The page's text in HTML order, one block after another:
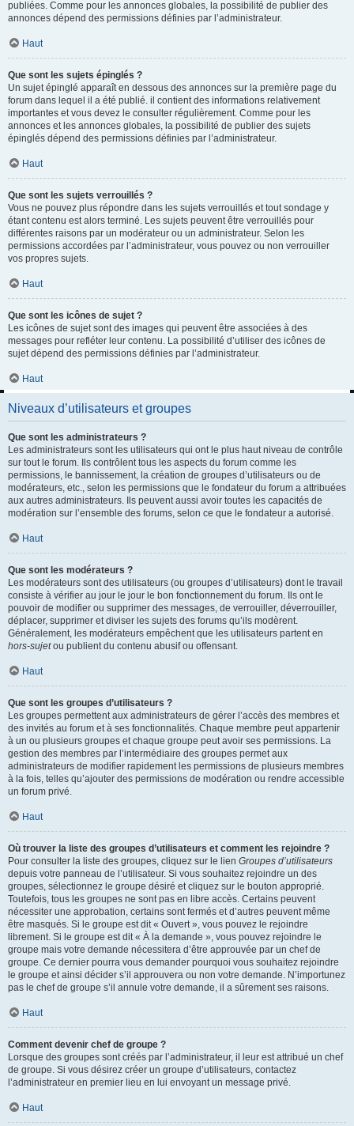
publiées. Comme pour les annonces globales, la possibilité de publier des
annonces dépend des permissions définies par l’administrateur.
Haut
Que sont les sujets épinglés ?
Un sujet épinglé apparaît en dessous des annonces sur la première page du
forum dans lequel il a été publié. il contient des informations relativement
importantes et vous devez le consulter régulièrement. Comme pour les
annonces et les annonces globales, la possibilité de publier des sujets
épinglés dépend des permissions définies par l’administrateur.
Haut
Que sont les sujets verrouillés ?
Vous ne pouvez plus répondre dans les sujets verrouillés et tout sondage y
étant contenu est alors terminé. Les sujets peuvent être verrouillés pour
différentes raisons par un modérateur ou un administrateur. Selon les
permissions accordées par l’administrateur, vous pouvez ou non verrouiller
vos propres sujets.
Haut
Que sont les icônes de sujet ?
Les icônes de sujet sont des images qui peuvent être associées à des
messages pour refléter leur contenu. La possibilité d’utiliser des icônes de
sujet dépend des permissions définies par l’administrateur.
Haut
Niveaux d’utilisateurs et groupes
Que sont les administrateurs ?
Les administrateurs sont les utilisateurs qui ont le plus haut niveau de contrôle
sur tout le forum. Ils contrôlent tous les aspects du forum comme les
permissions, le bannissement, la création de groupes d’utilisateurs ou de
modérateurs, etc., selon les permissions que le fondateur du forum a attribuées
aux autres administrateurs. Ils peuvent aussi avoir toutes les capacités de
modération sur l’ensemble des forums, selon ce que le fondateur a autorisé.
Haut
Que sont les modérateurs ?
Les modérateurs sont des utilisateurs (ou groupes d’utilisateurs) dont le travail
consiste à vérifier au jour le jour le bon fonctionnement du forum. Ils ont le
pouvoir de modifier ou supprimer des messages, de verrouiller, déverrouiller,
déplacer, supprimer et diviser les sujets des forums qu’ils modèrent.
Généralement, les modérateurs empêchent que les utilisateurs partent en
hors-sujetou publient du contenu abusif ou offensant.
Haut
Que sont les groupes d’utilisateurs ?
Les groupes permettent aux administrateurs de gérer l’accès des membres et
des invités au forum et à ses fonctionnalités. Chaque membre peut appartenir
à un ou plusieurs groupes et chaque groupe peut avoir ses permissions. La
gestion des membres par l’intermédiaire des groupes permet aux
administrateurs de modifier rapidement les permissions de plusieurs membres
à la fois, telles qu’ajouter des permissions de modération ou rendre accessible
un forum privé.
Haut
Où trouver la liste des groupes d’utilisateurs et comment les rejoindre ?
Pour consulter la liste des groupes, cliquez sur le lien Groupes d’utilisateurs
depuis votre panneau de l’utilisateur. Si vous souhaitez rejoindre un des
groupes, sélectionnez le groupe désiré et cliquez sur le bouton approprié.
Toutefois, tous les groupes ne sont pas en libre accès. Certains peuvent
nécessiter une approbation, certains sont fermés et d’autres peuvent même
être masqués. Si le groupe est dit « Ouvert », vous pouvez le rejoindre
librement. Si le groupe est dit « À la demande », vous pouvez rejoindre le
groupe mais votre demande nécessitera d’être approuvée par un chef de
groupe. Ce dernier pourra vous demander pourquoi vous souhaitez rejoindre
le groupe et ainsi décider s’il approuvera ou non votre demande. N’importunez
pas le chef de groupe s’il annule votre demande, il a sûrement ses raisons.
Haut
Comment devenir chef de groupe ?
Lorsque des groupes sont créés par l’administrateur, il leur est attribué un chef
de groupe. Si vous désirez créer un groupe d’utilisateurs, contactez
l’administrateur en premier lieu en lui envoyant un message privé.
Haut